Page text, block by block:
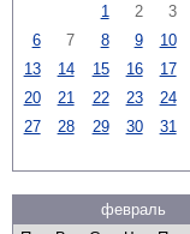
1
2 3
6
7 8 9 10
13
14 15 16 17
20
21 22 23 24
27
28 29 30 31
февраль